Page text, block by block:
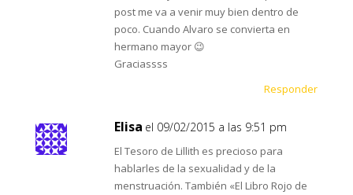
post me va a venir muy bien dentro de
poco. Cuando Alvaro se convierta en
hermano mayor 😉
Graciassss
Responder
Elisa el 09/02/2015 a las 9:51 pm
El Tesoro de Lillith es precioso para
hablarles de la sexualidad y de la
menstruación. También «El Libro Rojo de